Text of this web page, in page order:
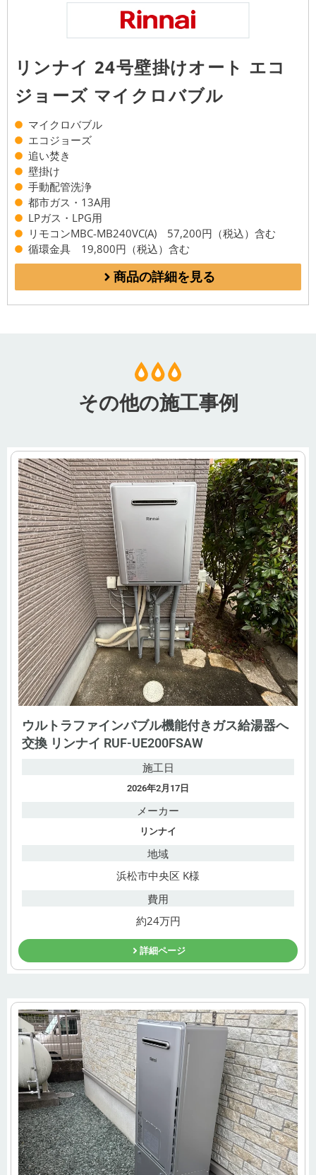
リンナイ 24号壁掛けオート エコ
ジョーズ マイクロバブル
マイクロバブル
エコジョーズ
追い焚き
壁掛け
手動配管洗浄
都市ガス・13A用
LPガス・LPG用
リモコンMBC-MB240VC(A) 57,200円（税込）含む
循環金具 19,800円（税込）含む
商品の詳細を見る
その他の施工事例
ウルトラファインバブル機能付きガス給湯器へ
交換 リンナイ RUF-UE200FSAW
施工日
2026年2月17日
メーカー
リンナイ
地域
浜松市中央区 K様
費用
約24万円
詳細ページ